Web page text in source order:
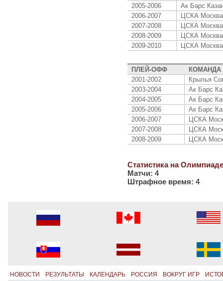
2005-2006
Ак Барс
2006-2007
ЦСКА Москва
2007-2008
ЦСКА Москва
2008-2009
ЦСКА Москва
2009-2010
ЦСКА Москва
ПЛЕЙ-ОФФ
КОМАНДА
2001-2002
Крылья
2003-2004
Ак Барс
2004-2005
Ак Барс
2005-2006
Ак Барс
2006-2007
ЦСКА
2007-2008
ЦСКА
2008-2009
ЦСКА
Статистика на
Матчи: 4
Штрафное время: 4
НОВОСТИ РЕЗУЛЬТАТЫ КАЛЕНДАРЬ РОССИЯ ВОКРУГ ИГР